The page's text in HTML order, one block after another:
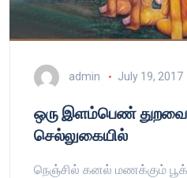
admin July 19, 2017
ஒரு இளம்பெண்
செல்லுகையில்
நெஞ்சில் கனல் மணக்கும்